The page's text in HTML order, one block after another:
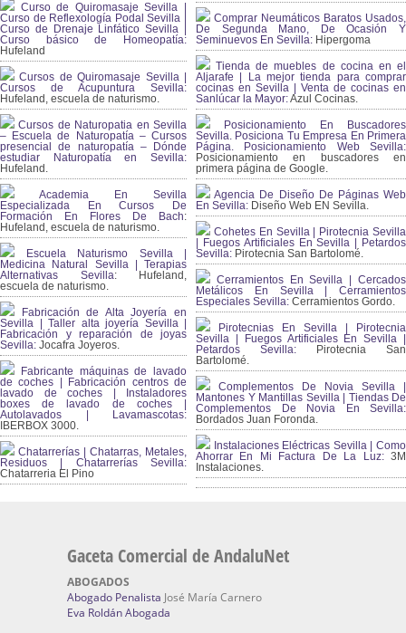
Curso de Quiromasaje Sevilla |
Curso de Reflexología Podal Sevilla |
Curso de Drenaje Linfático Sevilla |
Curso básico de Homeopatía:
Hufeland
Cursos de Quiromasaje Sevilla |
Cursos de Acupuntura Sevilla:
Hufeland, escuela de naturismo.
Cursos de Naturopatia en Sevilla
– Escuela de Naturopatía – Cursos
presencial de naturopatía – Dónde
estudiar Naturopatía en Sevilla:
Hufeland.
Academia En Sevilla
Especializada En Cursos De
Formación En Flores De Bach:
Hufeland, escuela de naturismo.
Escuela Naturismo Sevilla |
Medicina Natural Sevilla | Terapias
Alternativas Sevilla: Hufeland,
escuela de naturismo.
Fabricación de Alta Joyería en
Sevilla | Taller alta joyería Sevilla |
Fabricación y reparación de joyas
Sevilla: Jocafra Joyeros.
Fabricante máquinas de lavado
de coches | Fabricación centros de
lavado de coches | Instaladores
boxes de lavado de coches |
Autolavados | Lavamascotas:
IBERBOX 3000.
Chatarrerías | Chatarras, Metales,
Residuos | Chatarrerías Sevilla:
Chatarreria El Pino
Comprar Neumáticos Baratos Usados,
De Segunda Mano, De Ocasión Y
Seminuevos En Sevilla: Hipergoma
Tienda de muebles de cocina en el
Aljarafe | La mejor tienda para comprar
cocinas en Sevilla | Venta de cocinas en
Sanlúcar la Mayor:Azul Cocinas.
Posicionamiento En Buscadores
Sevilla. Posiciona Tu Empresa En Primera
Página. Posicionamiento Web Sevilla:
Posicionamiento en buscadores en
primera página de Google.
Agencia De Diseño De Páginas Web
En Sevilla: Diseño Web EN Sevilla.
Cohetes En Sevilla | Pirotecnia Sevilla
| Fuegos Artificiales En Sevilla | Petardos
Sevilla: Pirotecnia San Bartolomé.
Cerramientos En Sevilla | Cercados
Metálicos En Sevilla | Cerramientos
Especiales Sevilla: Cerramientos Gordo.
Pirotecnias En Sevilla | Pirotecnia
Sevilla | Fuegos Artificiales En Sevilla |
Petardos Sevilla: Pirotecnia San
Bartolomé.
Complementos De Novia Sevilla |
Mantones Y Mantillas Sevilla | Tiendas De
Complementos De Novia En Sevilla:
Bordados Juan Foronda.
Instalaciones Eléctricas Sevilla | Como
Ahorrar En Mi Factura De La Luz:3M
Instalaciones.
Gaceta Comercial de AndaluNet
ABOGADOS
Abogado Penalista José María Carnero
Eva Roldán Abogada